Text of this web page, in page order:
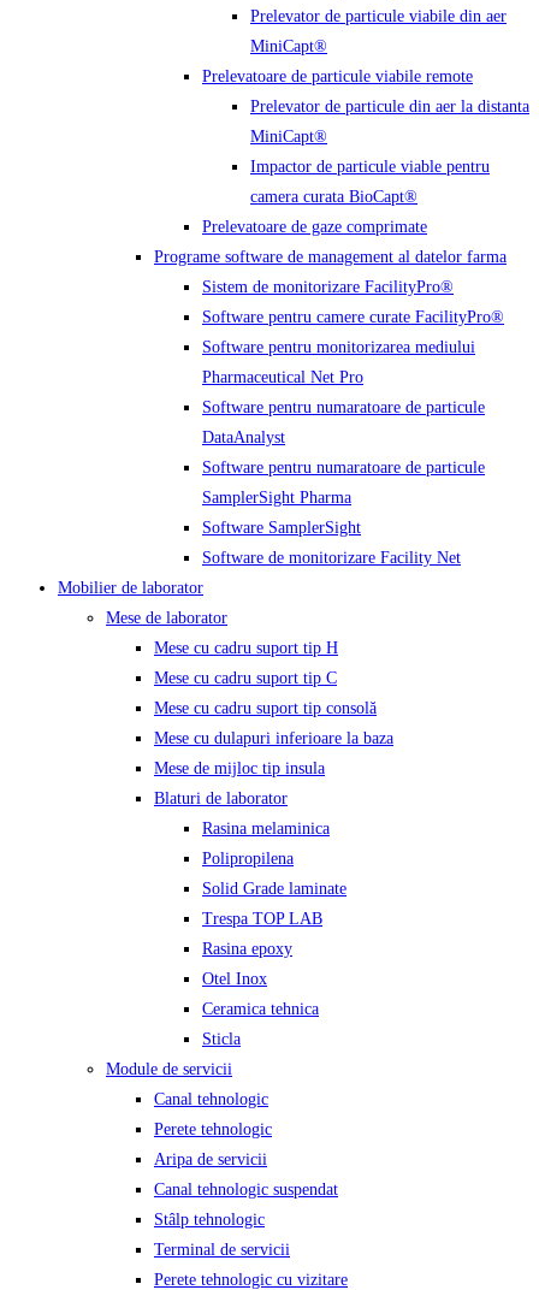
Prelevator de particule viabile din aer
MiniCapt®
Prelevatoare de particule viabile remote
Prelevator de particule din aer la distanta
MiniCapt®
Impactor de particule viable pentru
camera curata BioCapt®
Prelevatoare de gaze comprimate
Programe software de management al datelor farma
Sistem de monitorizare FacilityPro®
Software pentru camere curate FacilityPro®
Software pentru monitorizarea mediului
Pharmaceutical Net Pro
Software pentru numaratoare de particule
DataAnalyst
Software pentru numaratoare de particule
SamplerSight Pharma
Software SamplerSight
Software de monitorizare Facility Net
Mobilier de laborator
Mese de laborator
Mese cu cadru suport tip H
Mese cu cadru suport tip C
Mese cu cadru suport tip consolă
Mese cu dulapuri inferioare la baza
Mese de mijloc tip insula
Blaturi de laborator
Rasina melaminica
Polipropilena
Solid Grade laminate
Trespa TOP LAB
Rasina epoxy
Otel Inox
Ceramica tehnica
Sticla
Module de servicii
Canal tehnologic
Perete tehnologic
Aripa de servicii
Canal tehnologic suspendat
Stâlp tehnologic
Terminal de servicii
Perete tehnologic cu vizitare